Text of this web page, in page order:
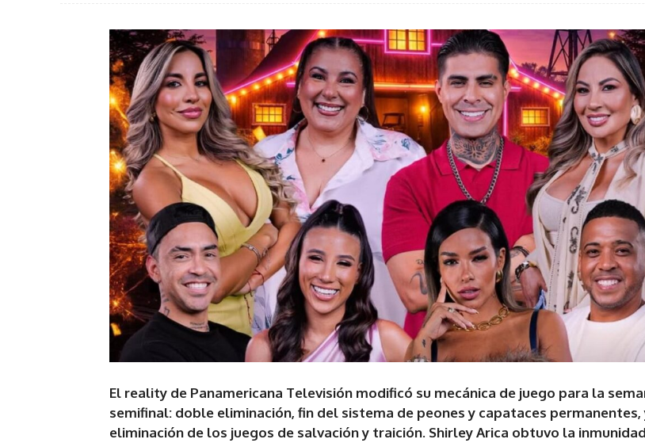
El reality de Panamericana Televisión modificó su mecánica de juego para la
semifinal: doble eliminación, fin del sistema de peones y capataces permanentes,
eliminación de los juegos de salvación y traición. Shirley Arica obtuvo la